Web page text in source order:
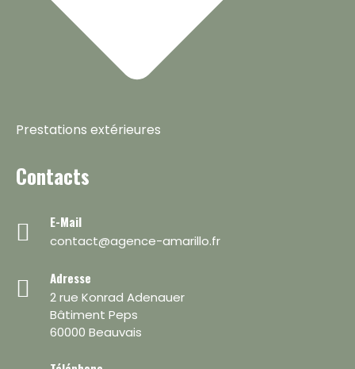
Prestations extérieures
Contacts
E-Mail
contact@agence-amarillo.fr
Adresse
2 rue Konrad Adenauer
Bâtiment Peps
60000 Beauvais